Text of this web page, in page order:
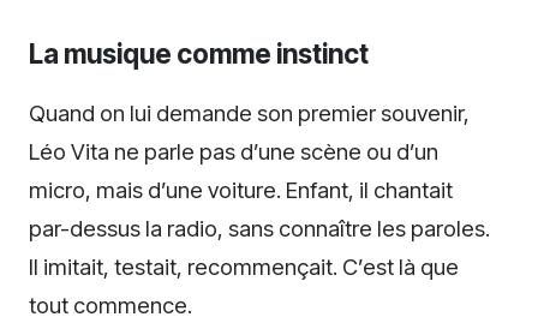
La musique comme instinct
Quand on lui demande son premier souvenir,
Léo Vita ne parle pas d’une scène ou d’un
micro, mais d’une voiture. Enfant, il chantait
par-dessus la radio, sans connaître les paroles.
Il imitait, testait, recommençait. C’est là que
tout commence.